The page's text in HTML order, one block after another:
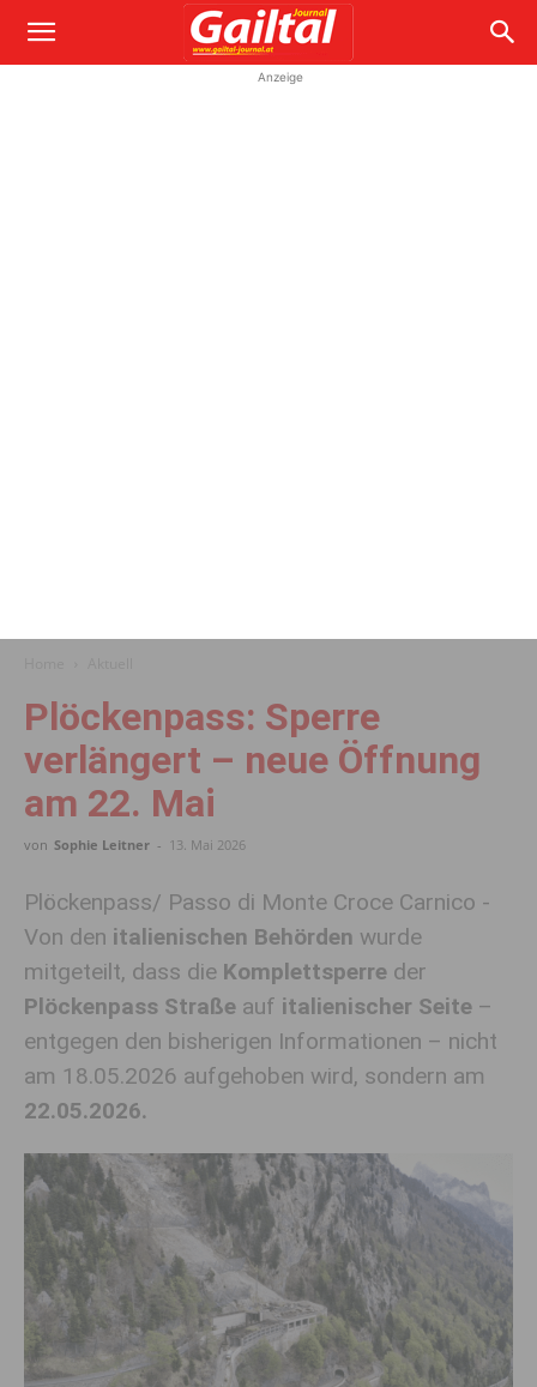
Anzeige
Plöckenpass: Sperre
verlängert – neue Öffnung
am 22. Mai
von Sophie Leitner - 13. Mai 2026
Plöckenpass/ Passo di Monte Croce Carnico -
Von den italienischen Behörden wurde
mitgeteilt, dass die Komplettsperre der
Plöckenpass Straße auf italienischer Seite –
entgegen den bisherigen Informationen – nicht
am 18.05.2026 aufgehoben wird, sondern am
22.05.2026.